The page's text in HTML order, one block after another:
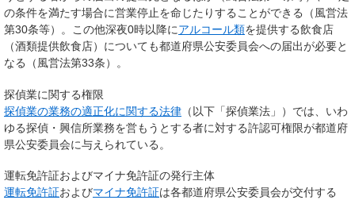
の条件を満たす場合に営業停止を命じたりすることができる（風営法
第30条等）。この他深夜0時以降にアルコール類を提供する飲食店
（酒類提供飲食店）についても都道府県公安委員会への届出が必要と
なる（風営法第33条）。
探偵業に関する権限
探偵業の業務の適正化に関する法律 （以下「探偵業法」）では、いわ
ゆる探偵・興信所業務を営もうとする者に対する許認可権限が都道府
県公安委員会に与えられている。
運転免許証およびマイナ免許証の発行主体
運転免許証およびマイナ免許証は各都道府県公安委員会が交付する